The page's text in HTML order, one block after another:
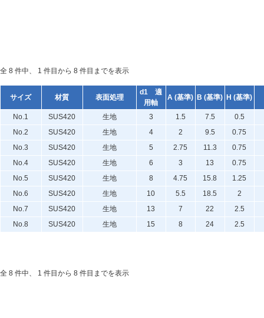
全 8 件中、 1 件目から 8 件目までを表示
サイズ 材質 表面処理
d1 適
用軸
A (基準) B (基準) H (基準)
No.1 SUS420 生地 3 1.5 7.5
0.5
No.2
SUS420 生地 4 2 9.5
0.75
No.3
SUS420 生地 5 2.75 11.3
0.75
No.4
SUS420 生地 6 3 13
0.75
No.5
SUS420 生地 8 4.75 15.8
1.25
No.6
SUS420 生地 10 5.5 18.5
2
No.7
SUS420 生地 13 7 22
2.5
No.8
SUS420 生地 15 8 24 2.5
全 8 件中、 1 件目から 8 件目までを表示